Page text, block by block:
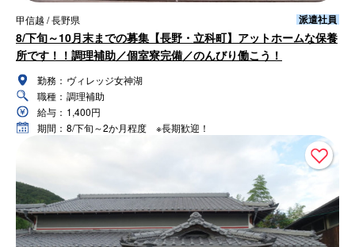
甲信越 / 長野県 派遣社員
8/下旬～10月末までの募集【長野・立科町】アットホームな保養
所です！！調理補助／個室寮完備／のんびり働こう！
勤務： ヴィレッジ女神湖
職種： 調理補助
給与： 1,400円
期間： 8/下旬～2か月程度 ※長期歓迎！